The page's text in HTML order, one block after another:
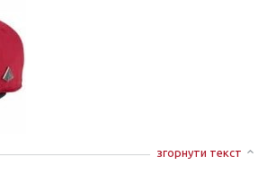
згорнути текст